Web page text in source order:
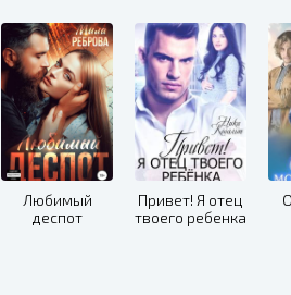
Любимый
деспот
Привет! Я отец
твоего ребенка